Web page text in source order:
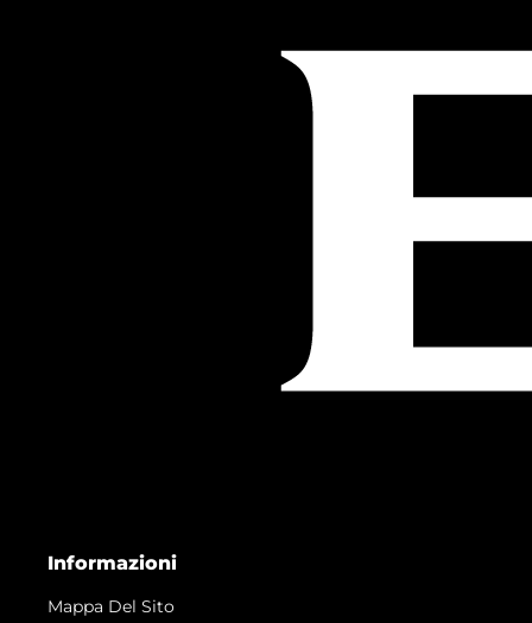
Informazioni
Mappa Del Sito